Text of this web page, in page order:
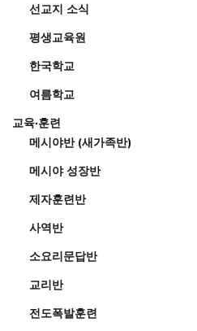
선교지 소식
평생교육원
한국학교
여름학교
교육·훈련
메시야반 (새가족반)
메시야 성장반
제자훈련반
사역반
소요리문답반
교리반
전도폭발훈련